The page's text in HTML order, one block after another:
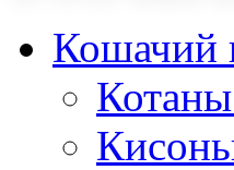
Кошачий